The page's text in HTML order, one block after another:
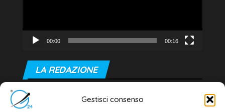
Gestisci consenso
00:00 00:16
LA REDAZIONE
Editore e direttore responsabile:
Dott. Daniele G. Masciullo